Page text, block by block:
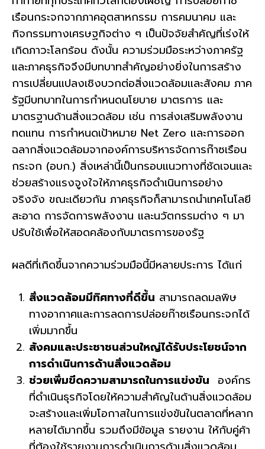
เรือนกระจกจากภาคอุตสาหกรรม การคมนาคม และ
กิจกรรมทางเศรษฐกิจต่าง ๆ เป็นปัจจัยสำคัญที่เร่งให้
เกิดภาวะโลกร้อน ดังนั้น ความร่วมมือระหว่างภาครัฐ
และภาคธุรกิจจึงมีบทบาทสำคัญอย่างยิ่งในการสร้าง
การเปลี่ยนแปลงเชิงบวกต่อสิ่งแวดล้อมและสังคม ภาค
รัฐมีบทบาทในการกำหนดนโยบาย มาตรการ และ
มาตรฐานด้านสิ่งแวดล้อม เช่น การส่งเสริมพลังงาน
ทดแทน การกำหนดเป้าหมาย Net Zero และการออก
ฉลากสิ่งแวดล้อมจากองค์การบริหารจัดการก๊าซเรือน
กระจก (อบก.) สิ่งเหล่านี้เป็นกรอบแนวทางที่ชัดเจนและ
ช่วยสร้างแรงจูงใจให้ภาคธุรกิจดำเนินการอย่าง
จริงจัง ขณะเดียวกัน ภาคธุรกิจก็สามารถนำเทคโนโลยี
สะอาด การจัดการพลังงาน และนวัตกรรมต่าง ๆ มา
ปรับใช้เพื่อให้สอดคล้องกับมาตรการของรัฐ
ผลดีที่เกิดขึ้นจากความร่วมมือนี้มีหลายประการ ได้แก่
สิ่งแวดล้อมมีทิศทางที่ดีขึ้น สามารถลดมลพิษ
ทางอากาศและการลดการปล่อยก๊าซเรือนกระจกได้
เพิ่มมากขึ้น
สังคมและประชาชนส่วนใหญ่ได้รับประโยชน์จาก
การดำเนินการด้านสิ่งแวดล้อม
ช่วยเพิ่มขีดความสามารถในการแข่งขัน องค์กร
ที่ดำเนินธุรกิจโดยให้ความสำคัญในด้านสิ่งแวดล้อม
จะสร้างและเพิ่มโอกาสในการแข่งขันในตลาดที่หลาก
หลายได้มากขึ้น รวมถึงมีข้อมูล รายงาน ให้กับคู่ค้า